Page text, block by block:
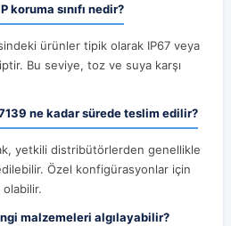
koruma sınıfı nedir?
ürünler tipik olarak IP67 veya
Bu seviye, toz ve suya karşı
ne kadar sürede teslim edilir?
yetkili distribütörlerden genellikle
Özel konfigürasyonlar için
malzemeleri algılayabilir?